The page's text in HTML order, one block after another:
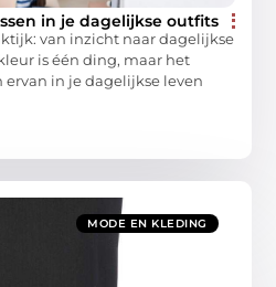
in je dagelijkse outfits
van inzicht naar dagelijkse
is één ding, maar het
in je dagelijkse leven
MODE EN KLEDING